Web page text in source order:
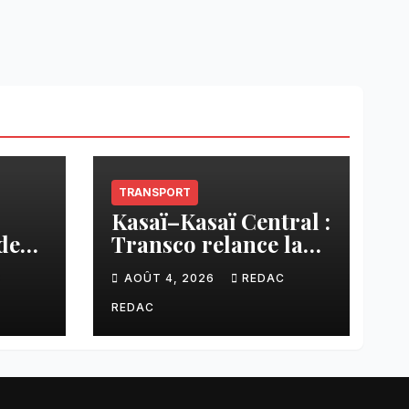
TRANSPORT
Kasaï–Kasaï Central :
Transco relance la
liaison Tshikapa–
Tshiamu pour
faciliter les échanges
AOÛT 4, 2026 REDAC
REDAC